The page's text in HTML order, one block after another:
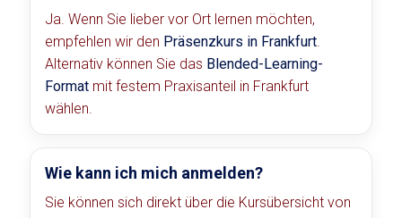
Ja. Wenn Sie lieber vor Ort lernen möchten,
empfehlen wir den Präsenzkurs in Frankfurt
Alternativ können Sie das Blended-Learning-
Format mit festem Praxisanteil in Frankfurt
wählen.
Wie kann ich mich anmelden?
Sie können sich direkt über die Kursübersicht von